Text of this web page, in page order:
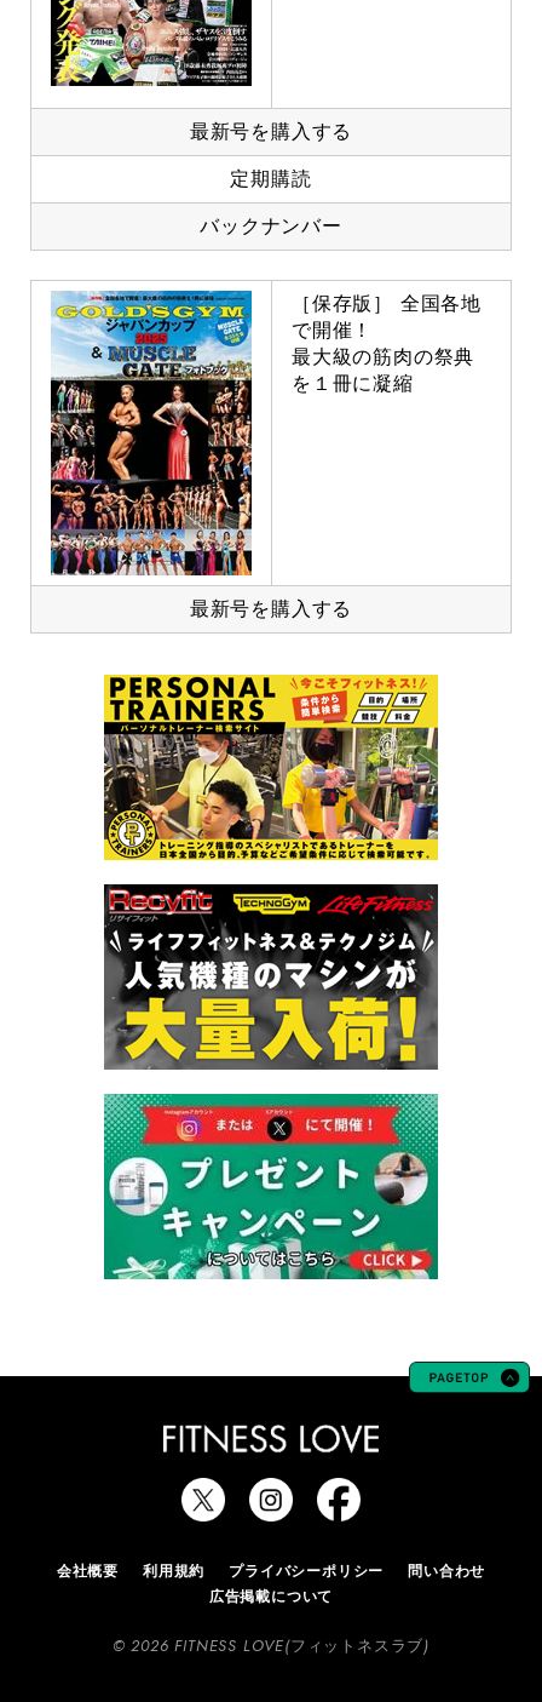
最新号を購入する
定期購読
バックナンバー
［保存版］ 全国各地
で開催！
最大級の筋肉の祭典
を１冊に凝縮
最新号を購入する
会社概要 利用規約 プライバシーポリシー
問い合わせ
広告掲載について
© 2026 FITNESS LOVE(フィットネスラブ)